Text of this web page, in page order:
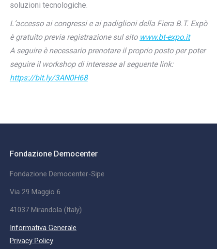
soluzioni tecnologiche.
L’accesso ai congressi e ai padiglioni della Fiera B.T. Expò
è gratuito previa registrazione sul sito www.bt-expo.it
A seguire è necessario prenotare il proprio posto per poter
seguire il workshop di interesse al seguente link:
https://bit.ly/3AN0H68
Fondazione Democenter
Fondazione Democenter-Sipe
Via 29 Maggio 6
41037 Mirandola (Italy)
Informativa Generale
Privacy Policy